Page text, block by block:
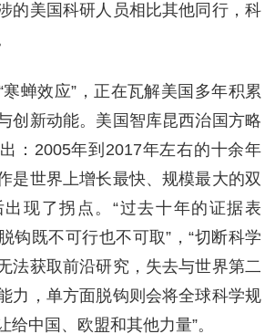
的美国科研人员相比其他同行，科
蝉效应”，正在瓦解美国多年积累
创新动能。美国智库昆西治国方略
：2005年到2017年左右的十余年
是世界上增长最快、规模最大的双
现了拐点。“过去十年的证据表
钩既不可行也不可取”，“切断科学
法获取前沿研究，失去与世界第二
力，单方面脱钩则会将全球科学规
给中国、欧盟和其他力量”。